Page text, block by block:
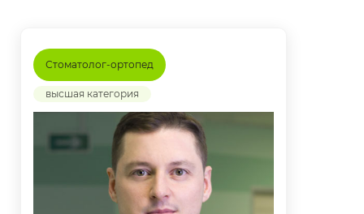
Стоматолог-ортопед
высшая категория